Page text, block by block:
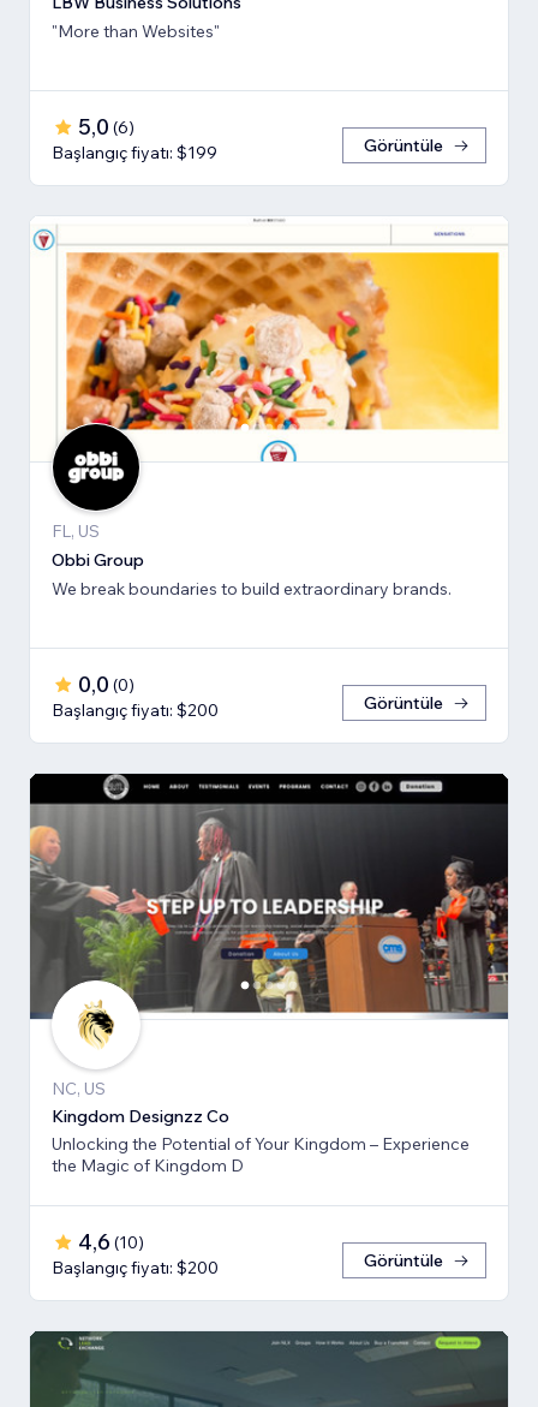
"More than Websites"
5,0 (6)
Başlangıç fiyatı: $199
Görüntüle
FL, US
Obbi Group
We break boundaries to build extraordinary brands.
0,0 (0)
Başlangıç fiyatı: $200
Görüntüle
NC, US
Kingdom Designzz Co
Unlocking the Potential of Your Kingdom – Experience
the Magic of Kingdom D
4,6 (10)
Başlangıç fiyatı: $200
Görüntüle